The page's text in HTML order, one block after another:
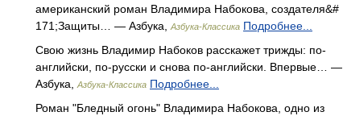
американский роман Владимира Набокова, создателя&#
171;Защиты… — Азбука,
Азбука-Классика Подробнее...
Свою жизнь Владимир Набоков расскажет трижды: по-
английски, по-русски и снова по-английски. Впервые… —
Азбука,
Азбука-Классика Подробнее...
Роман "Бледный огонь" Владимира Набокова, одно из